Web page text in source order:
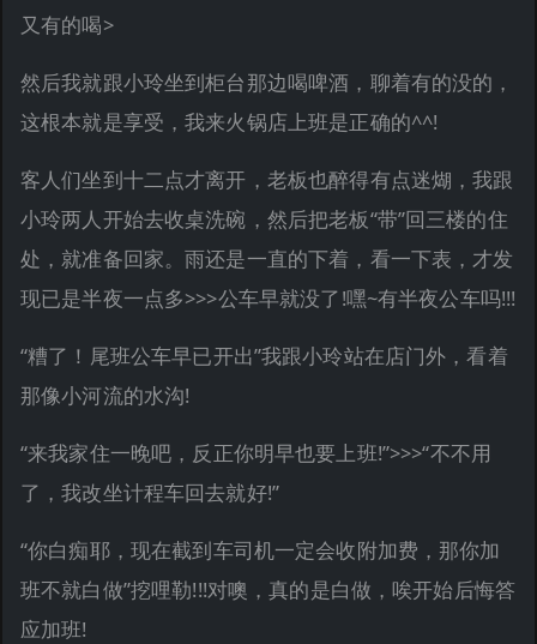
又有的喝>
然后我就跟小玲坐到柜台那边喝啤酒，聊着有的没的，
这根本就是享受，我来火锅店上班是正确的^^!
客人们坐到十二点才离开，老板也醉得有点迷煳，我跟
小玲两人开始去收桌洗碗，然后把老板“带”回三楼的住
处，就准备回家。雨还是一直的下着，看一下表，才发
现已是半夜一点多>>>公车早就没了!嘿~有半夜公车吗!!!
“糟了！尾班公车早已开出”我跟小玲站在店门外，看着
那像小河流的水沟!
“来我家住一晚吧，反正你明早也要上班!”>>>“不不用
了，我改坐计程车回去就好!”
“你白痴耶，现在截到车司机一定会收附加费，那你加
班不就白做”挖哩勒!!!对噢，真的是白做，唉开始后悔答
应加班!